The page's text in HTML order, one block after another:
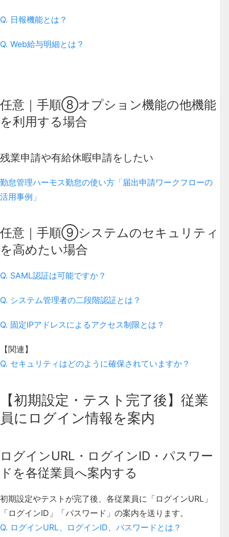
Q. 日報機能とは？
Q. Web給与明細とは？
任意｜手順⑧オプション機能の他機能
を利用する場合
残業申請や有給休暇申請をしたい
勤怠管理ハーモス勤怠の使い方「届出申請ワークフローの
活用事例」
任意｜手順⑨システムのセキュリティ
を高めたい場合
Q. SAML認証は可能ですか？
Q. システム管理者の二段階認証とは？
Q. 固定IPアドレスによるアクセス制限とは？
【関連】
Q. セキュリティはどのように確保されていますか？
【初期設定・テスト完了後】従業
員にログイン情報を案内
ログインURL・ログインID・パスワー
ドを各従業員へ案内する
初期設定やテストが完了後、各従業員に「ログインURL」
「ログインID」「パスワード」の案内を送ります。
Q. ログインURL、ログインID、パスワードとは？